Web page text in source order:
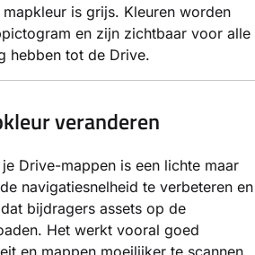
is grijs. Kleuren worden
en zijn zichtbaar voor alle
hebben tot de Drive.
veranderen
Drive-mappen is een lichte maar
navigatiesnelheid te verbeteren en
bijdragers assets op de
Het werkt vooral goed
en mappen moeilijker te scannen